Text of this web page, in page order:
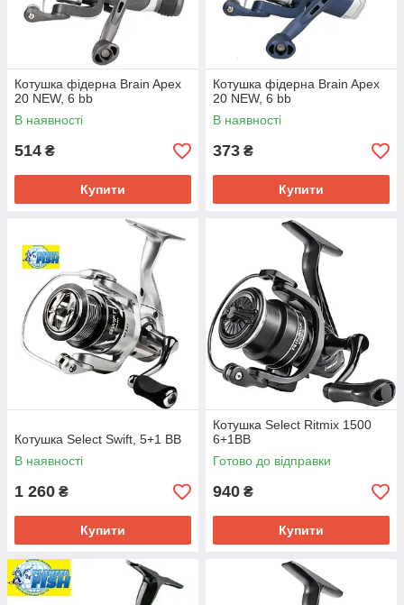
Котушка фідерна Brain Apex
20 NEW, 6 bb
В наявності
514 ₴
Купити
Котушка фідерна Brain Apex
20 NEW, 6 bb
В наявності
373 ₴
Купити
Котушка Select Swift, 5+1 BB
В наявності
1 260 ₴
Купити
Котушка Select Ritmix 1500
6+1BB
Готово до відправки
940 ₴
Купити